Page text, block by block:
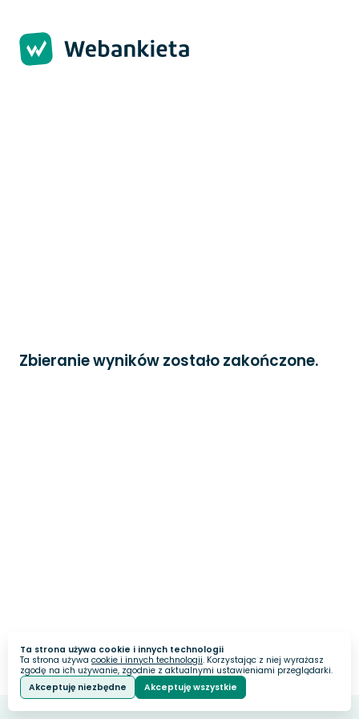
Ta strona używa cookie i innych technologii
Ta strona używa cookie i innych technologii. Korzystając z niej wyrażasz
zgodę na ich używanie, zgodnie z aktualnymi ustawieniami przeglądarki.
Akceptuję niezbędne
Akceptuję wszystkie
Zbieranie wyników zostało zakończone.